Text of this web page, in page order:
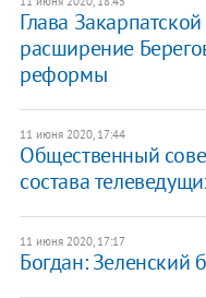
Глава
расширение
реформы
11 июня 2020, 17:44
Общественный
состава
11 июня 2020, 17:17
Богдан: Зеленский